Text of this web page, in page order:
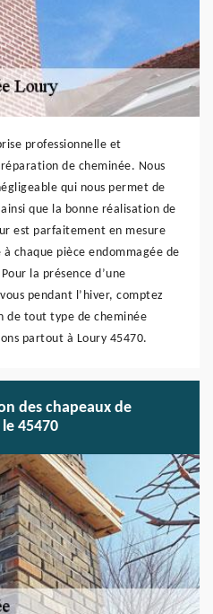
professionnelle et
de cheminée. Nous
qui nous permet de
que la bonne réalisation de
est parfaitement en mesure
chaque pièce endommagée de
la présence d’une
pendant l’hiver, comptez
de tout type de cheminée
partout à Loury 45470.
des chapeaux de
45470